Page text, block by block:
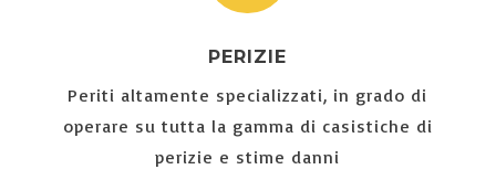
PERIZIE
Periti altamente specializzati, in grado di
operare su tutta la gamma di casistiche di
perizie e stime danni